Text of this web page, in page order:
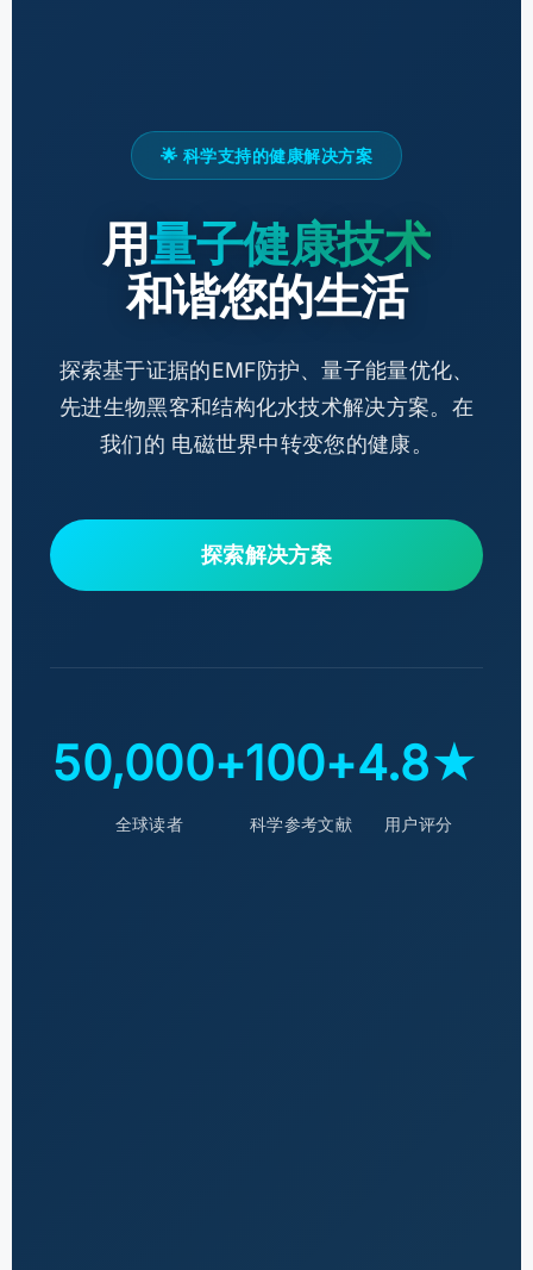
🌟 科学支持的健康解决方案
用量子健康技术
和谐您的生活
探索基于证据的EMF防护、量子能量优化、
先进生物黑客和结构化水技术解决方案。在
我们的 电磁世界中转变您的健康。
探索解决方案
50,000+
全球读者
100+
科学参考文献
4.8★
用户评分